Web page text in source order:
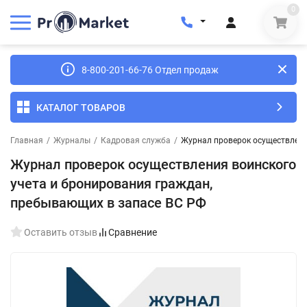
0
8-800-201-66-76 Отдел продаж
КАТАЛОГ ТОВАРОВ
Главная / Журналы / Кадровая служба / Журнал проверок
Журнал проверок осуществления воинского
учета и бронирования граждан,
пребывающих в запасе ВС РФ
Оставить отзыв Сравнение